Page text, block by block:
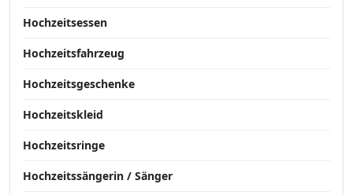
Hochzeitsessen
Hochzeitsfahrzeug
Hochzeitsgeschenke
Hochzeitskleid
Hochzeitsringe
Hochzeitssängerin / Sänger